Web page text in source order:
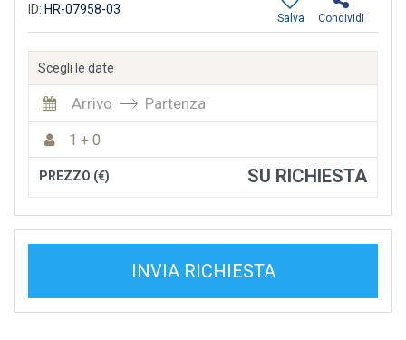
ID: HR-07958-03
Condividi
Salva
Scegli le date
Arrivo Partenza
1 + 0
PREZZO (€) SU RICHIESTA
INVIA RICHIESTA